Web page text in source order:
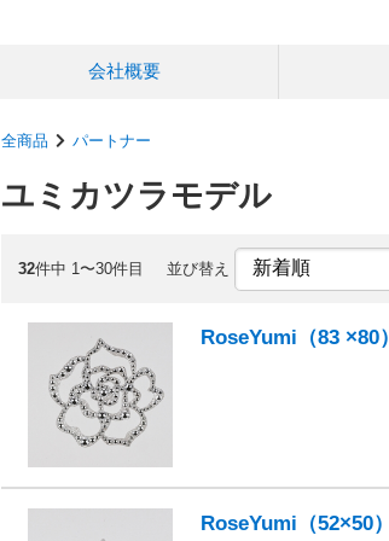
会社概要
全商品 パートナー
ユミカツラモデル
32件中 1〜30件目 並び替え
RoseYumi（83 ×80）
RoseYumi（52×50）